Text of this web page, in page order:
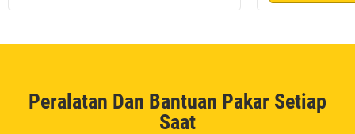
Peralatan Dan Bantuan Pakar Setiap
Saat